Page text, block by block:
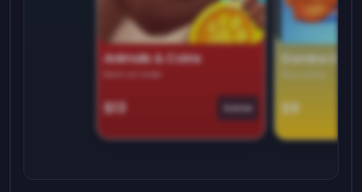
Animals & Coins
Earn on side
$13 Game
Domino
$9